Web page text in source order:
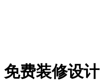
免费装修设计